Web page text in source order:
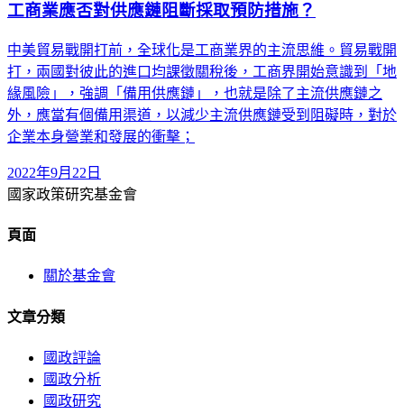
工商業應否對供應鏈阻斷採取預防措施？
中美貿易戰開打前，全球化是工商業界的主流思維。貿易戰開
打，兩國對彼此的進口均課徵關稅後，工商界開始意識到「地
緣風險」，強調「備用供應鏈」，也就是除了主流供應鏈之
外，應當有個備用渠道，以減少主流供應鏈受到阻礙時，對於
企業本身營業和發展的衝擊；
2022年9月22日
國家政策研究基金會
頁面
關於基金會
文章分類
國政評論
國政分析
國政研究